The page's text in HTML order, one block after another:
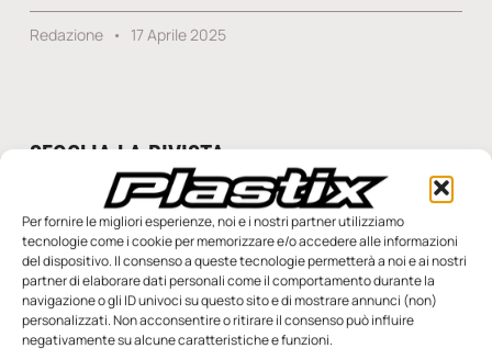
Per fornire le migliori esperienze, noi e i nostri partner utilizziamo
tecnologie come i cookie per memorizzare e/o accedere alle informazioni
del dispositivo. Il consenso a queste tecnologie permetterà a noi e ai nostri
partner di elaborare dati personali come il comportamento durante la
navigazione o gli ID univoci su questo sito e di mostrare annunci (non)
personalizzati. Non acconsentire o ritirare il consenso può influire
negativamente su alcune caratteristiche e funzioni.
Redazione 17 Aprile 2025
SFOGLIA LA RIVISTA